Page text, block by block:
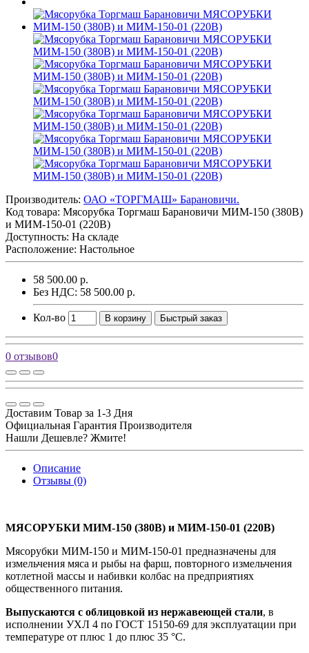
Производитель: ОАО «ТОРГМАШ» Барановичи.
Код товара: Мясорубка Торгмаш Барановичи МИМ-150 (380В)
и МИМ-150-01 (220В)
Доступность: На складе
Расположение: Настольное
58 500.00 р.
Без НДС: 58 500.00 р.
Кол-во В корзину Быстрый заказ
0 отзывов0
Доставим Товар за 1-3 Дня
Официальная Гарантия Производителя
Нашли Дешевле? Жмите!
Описание
Отзывы (0)
МЯСОРУБКИ МИМ-150 (380В) и МИМ-150-01 (220В)
Мясорубки МИМ-150 и МИМ-150-01 предназначены для
измельчения мяса и рыбы на фарш, повторного измельчения
котлетной массы и набивки колбас на предприятиях
общественного питания.
Выпускаются с облицовкой из нержавеющей стали, в
исполнении УХЛ 4 по ГОСТ 15150-69 для эксплуатации при
температуре от плюс 1 до плюс 35 °С.